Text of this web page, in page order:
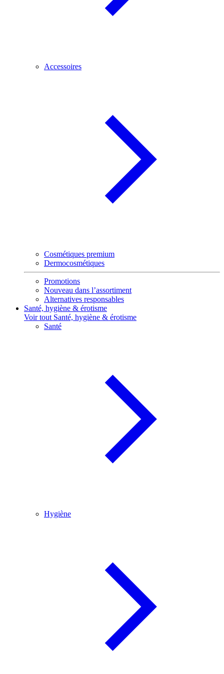
Accessoires
Cosmétiques premium
Dermocosmétiques
Promotions
Nouveau dans l’assortiment
Alternatives responsables
Santé, hygiène & érotisme
Voir tout Santé, hygiène & érotisme
Santé
Hygiène